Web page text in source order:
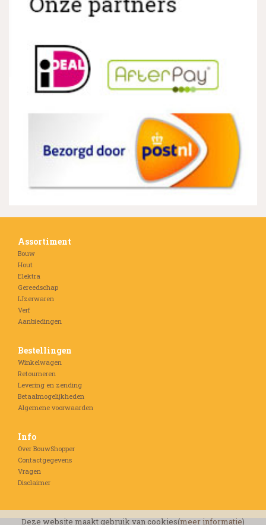
Deze website maakt gebruik van cookies(meer informatie)
Assortiment
Bouw
Hout
Elektra
Gereedschap
IJzerwaren
Verf
Aanbiedingen
Bestellingen
Winkelwagen
Retourneren
Levering en zending
Betaalmogelijkheden
Algemene voorwaarden
Info
Over BouwShopper
Contactgegevens
Vragen
Disclaimer